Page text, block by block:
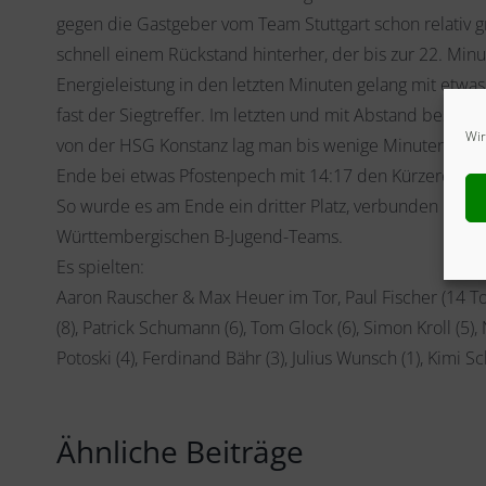
gegen die Gastgeber vom Team Stuttgart schon relativ
schnell einem Rückstand hinterher, der bis zur 22.
Energieleistung in den letzten Minuten gelang mit
fast der Siegtreffer. Im letzten und mit Abstand besten
von der HSG Konstanz lag man bis wenige Minuten
Ende bei etwas Pfostenpech mit 14:17 den Kürzeren
So wurde es am Ende ein dritter Platz, verbunden mit
Württembergischen B-Jugend-Teams.
Es spielten:
Aaron Rauscher & Max Heuer im Tor, Paul Fischer (14
(8), Patrick Schumann (6), Tom Glock (6), Simon Kroll (5),
Potoski (4), Ferdinand Bähr (3), Julius Wunsch (1), Kimi
Ähnliche Beiträge